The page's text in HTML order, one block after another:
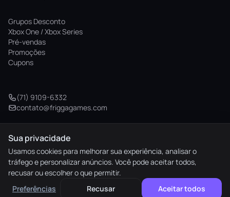
Compare seus placares do Challenge Mode com a
comunidade nos placares globais.
Grupos Desconto
Xbox One / Xbox Series
Pré-vendas
Promoções
Cupons
(71) 9109-6332
contato@friggagames.com
© 2026 Frigga Games. Todos os direitos reservados.
elo HIPER AMEX pix
Preferências de cookies
Sua privacidade
Usamos cookies para melhorar sua experiência, analisar o
tráfego e personalizar anúncios. Você pode aceitar todos,
recusar ou escolher o que permitir.
Preferências
Recusar Aceitar todos